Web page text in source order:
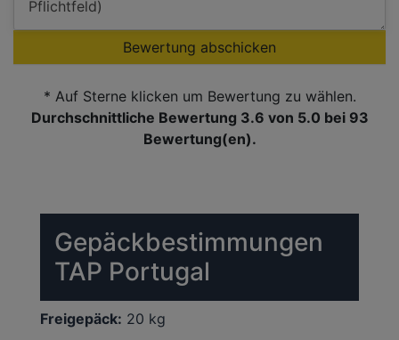
Bewertung abschicken
* Auf Sterne klicken um Bewertung zu wählen.
Durchschnittliche Bewertung 3.6 von 5.0 bei 93
Bewertung(en).
Gepäckbestimmungen
TAP Portugal
Freigepäck: 20 kg